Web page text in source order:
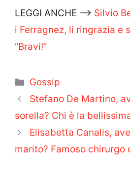
LEGGI ANCHE —> Silvio
i Ferragnez, li ringrazia e
“Bravi!”
Categorie
Gossip
Stefano De Martino,
sorella? Chi è la
Elisabetta Canalis,
marito? Famoso chirurgo